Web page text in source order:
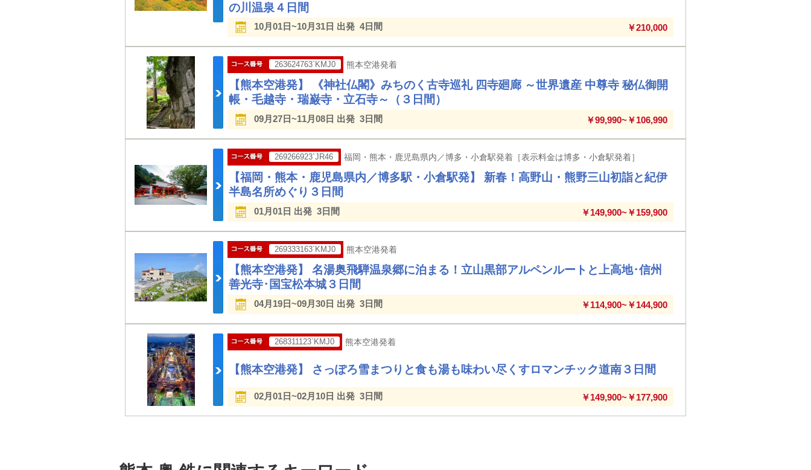
の川温泉４日間
10月01日~10月31日 出発 4日間 ￥210,000
263624763`KMJ0 熊本空港発着
【熊本空港発】 《神社仏閣》みちのく古寺巡礼 四寺廻廊 ～世界遺産 中尊寺 秘仏御開
帳・毛越寺・瑞巌寺・立石寺～（３日間）
09月27日~11月08日 出発 3日間 ￥99,990~￥106,990
269266923`JR46 福岡・熊本・鹿児島県内／博多・小倉駅発着［表示料金は博多・小倉駅発着］
【福岡・熊本・鹿児島県内／博多駅・小倉駅発】 新春！高野山・熊野三山初詣と紀伊
半島名所めぐり３日間
01月01日 出発 3日間 ￥149,900~￥159,900
269333163`KMJ0 熊本空港発着
【熊本空港発】 名湯奥飛騨温泉郷に泊まる！立山黒部アルペンルートと上高地･信州
善光寺･国宝松本城３日間
04月19日~09月30日 出発 3日間 ￥114,900~￥144,900
268311123`KMJ0 熊本空港発着
【熊本空港発】 さっぽろ雪まつりと食も湯も味わい尽くすロマンチック道南３日間
02月01日~02月10日 出発 3日間 ￥149,900~￥177,900